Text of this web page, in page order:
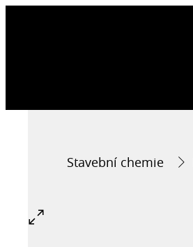
Stavební chemie